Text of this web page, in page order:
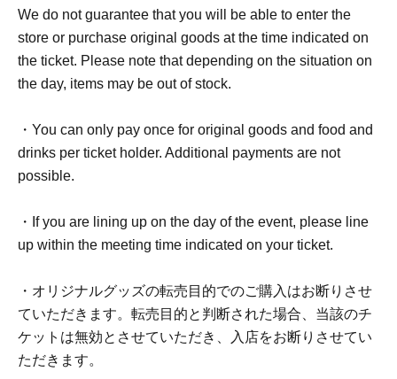
ライヴポケットWEB
FAQ：https://faq.livepocket.jp/livepocket-ticket-user/?
site=49XFKFIO
＜「待機列整理券（先着)※無料【QRチケッ
ト】」の受付について＞
2026年7月27日(月)に入店をご希望のお客様を対象に、
ット）」にて入店ご希望者の事前予約申込（先着受付）
を受け付けます。
※「LivePocket－Ticket－(ライヴポケット)」のご利用に
は、新規会員登録(無料)が必要となります。なお、入場
時に身分証明書での本人確認を行いますので、本名及び
正しい生年月日でのご登録をお願いいたします。
We do not guarantee that you will be able to enter the
store or purchase original goods at the time indicated on
the ticket. Please note that depending on the situation on
the day, items may be out of stock.
・You can only pay once for original goods and food and
drinks per ticket holder. Additional payments are not
possible.
・If you are lining up on the day of the event, please line
up within the meeting time indicated on your ticket.
・オリジナルグッズの転売目的でのご購入はお断りさせ
ていただきます。転売目的と判断された場合、当該のチ
ケットは無効とさせていただき、入店をお断りさせてい
ただきます。